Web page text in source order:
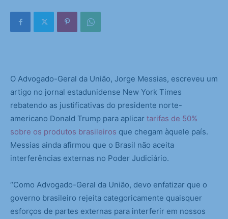
O Advogado-Geral da União, Jorge Messias, escreveu um
artigo no jornal estadunidense New York Times
rebatendo as justificativas do presidente norte-
americano Donald Trump para aplicar tarifas de 50%
sobre os produtos brasileiros que chegam àquele país.
Messias ainda afirmou que o Brasil não aceita
interferências externas no Poder Judiciário.
“Como Advogado-Geral da União, devo enfatizar que o
governo brasileiro rejeita categoricamente quaisquer
esforços de partes externas para interferir em nossos